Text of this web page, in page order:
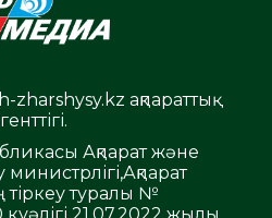
ақпараттық
Ақпарат және
тіркеу туралы №